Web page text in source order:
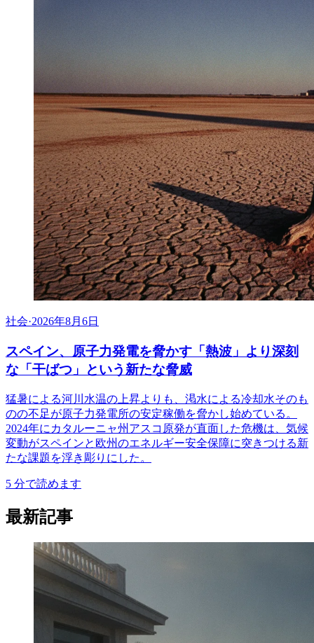
社会·2026年8月6日
スペイン、原子力発電を脅かす「熱波」より深刻
な「干ばつ」という新たな脅威
猛暑による河川水温の上昇よりも、渇水による冷却水そのも
のの不足が原子力発電所の安定稼働を脅かし始めている。
2024年にカタルーニャ州アスコ原発が直面した危機は、気候
変動がスペインと欧州のエネルギー安全保障に突きつける新
たな課題を浮き彫りにした。
5 分で読めます
最新記事